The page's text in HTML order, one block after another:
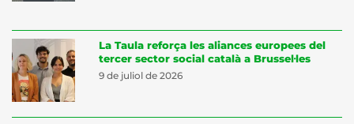
La Taula reforça les aliances europees del
tercer sector social català a Brussel·les
9 de juliol de 2026